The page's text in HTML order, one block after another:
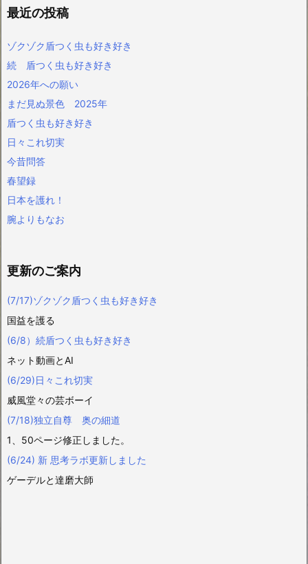
最近の投稿
ゾクゾク盾つく虫も好き好き
続 盾つく虫も好き好き
2026年への願い
まだ見ぬ景色 2025年
盾つく虫も好き好き
日々これ切実
今昔問答
春望録
日本を護れ！
腕よりもなお
更新のご案内
(7/17)ゾクゾク盾つく虫も好き好き
国益を護る
(6/8）続盾つく虫も好き好き
ネット動画とAI
(6/29)日々これ切実
威風堂々の芸ボーイ
(7/18)独立自尊 奥の細道
1、50ページ修正しました。
(6/24) 新 思考ラボ更新しました
ゲーデルと達磨大師